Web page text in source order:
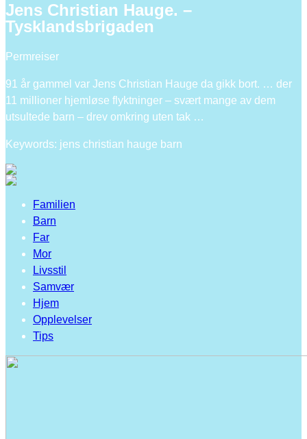
Jens Christian Hauge. –
Tysklandsbrigaden
Permreiser
91 år gammel var Jens Christian Hauge da gikk bort. … der
11 millioner hjemløse flyktninger – svært mange av dem
utsultede barn – drev omkring uten tak …
Keywords: jens christian hauge barn
Familien
Barn
Far
Mor
Livsstil
Samvær
Hjem
Opplevelser
Tips